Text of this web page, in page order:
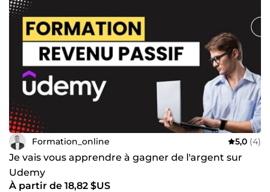
Formation_online 5,0 (4)
Je vais vous apprendre à gagner de l'argent sur
Udemy
À partir de 18,82 $US